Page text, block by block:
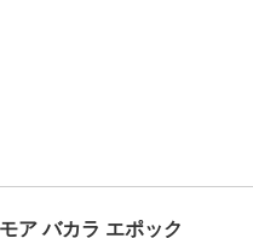
ア バカラ エポック